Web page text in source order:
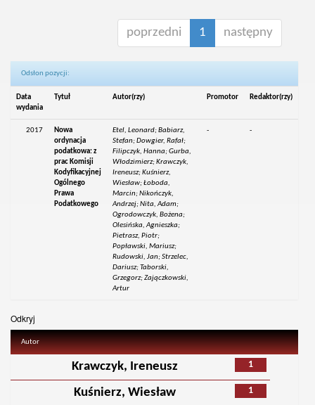
poprzedni 1 następny
Odsłon pozycji:
Data
wydania
Tytuł Autor(rzy) Promotor Redaktor(rzy)
2017
Nowa
ordynacja
podatkowa: z
prac Komisji
Kodyfikacyjnej
Ogólnego
Prawa
Podatkowego
Etel, Leonard; Babiarz,
Stefan; Dowgier, Rafał;
Filipczyk, Hanna; Gurba,
Włodzimierz; Krawczyk,
Ireneusz; Kuśnierz,
Wiesław; Łoboda,
Marcin; Nikończyk,
Andrzej; Nita, Adam;
Ogrodowczyk, Bożena;
Olesińska, Agnieszka;
Pietrasz, Piotr;
Popławski, Mariusz;
Rudowski, Jan; Strzelec,
Dariusz; Taborski,
Grzegorz; Zajączkowski,
Artur
- -
Odkryj
Autor
1
Krawczyk, Ireneusz
1
Kuśnierz, Wiesław